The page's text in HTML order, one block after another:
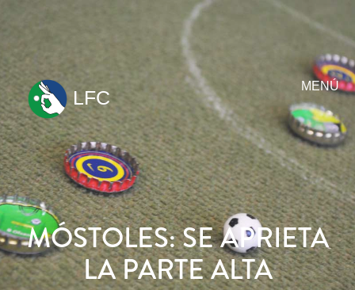
MENÚ
ir
al
contenido
LFC
MÓSTOLES: SE APRIETA
LA PARTE ALTA